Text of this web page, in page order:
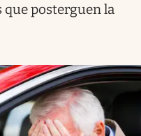
que posterguen la